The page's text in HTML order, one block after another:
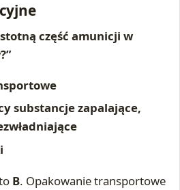
część amunicji w
substancje zapalające,
B. Opakowanie transportowe